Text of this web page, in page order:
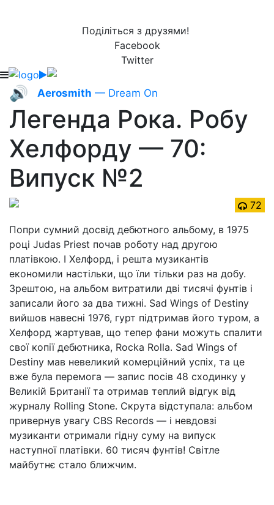
Поділіться з друзями!
Facebook
Twitter
🔊 Aerosmith — Dream On
Легенда Рока. Робу
Хелфорду — 70:
Випуск №2
72
Попри сумний досвід дебютного альбому, в 1975
році Judas Priest почав роботу над другою
платівкою. І Хелфорд, і решта музикантів
економили настільки, що їли тільки раз на добу.
Зрештою, на альбом витратили дві тисячі фунтів і
записали його за два тижні. Sad Wings of Destiny
вийшов навесні 1976, гурт підтримав його туром, а
Хелфорд жартував, що тепер фани можуть спалити
свої копії дебютника, Rocka Rolla. Sad Wings of
Destiny мав невеликий комерційний успіх, та це
вже була перемога — запис посів 48 сходинку у
Великій Британії та отримав теплий відгук від
журналу Rolling Stone. Скрута відступала: альбом
привернув увагу CBS Records — і невдовзі
музиканти отримали гідну суму на випуск
наступної платівки. 60 тисяч фунтів! Світле
майбутнє стало ближчим.